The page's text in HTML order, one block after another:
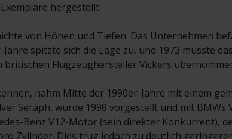
hergestellt.
von Höhen und Tiefen. Das Unternehmen
spitzte sich die Lage zu, und 1973 musste
britischen Flugzeughersteller Vickers
nahm Mitte der 1990er-Jahre mit einem
Seraph, wurde 1998 vorgestellt und mit
Benz V12-Motor (sein direkter Konkurrent),
Zylinder. Dies trug jedoch zu deutlich